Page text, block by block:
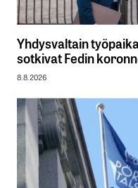
Yhdysvaltain
sotkivat Fedin
8.8.2026